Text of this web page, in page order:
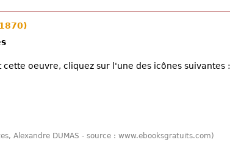
oeuvre, cliquez sur l'une des icônes suivantes :
Alexandre DUMAS - source : www.ebooksgratuits.com)